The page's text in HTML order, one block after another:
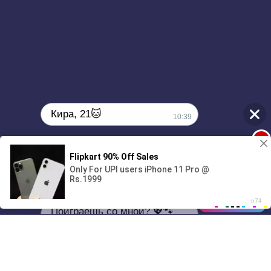
01/07
00:00
Кира, 21🐱 10:39
Поиграешь со мной? 💖🐾
1